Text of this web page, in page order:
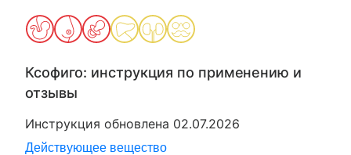
Ксофиго: инструкция по применению и
отзывы
Инструкция обновлена 02.07.2026
Действующее вещество